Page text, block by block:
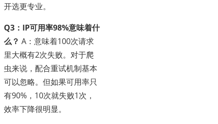
开选更专业。
Q3：IP可用率98%意味着什
么？ A：意味着100次请求
里大概有2次失败。对于爬
虫来说，配合重试机制基本
可以忽略。但如果可用率只
有90%，10次就失败1次，
效率下降很明显。